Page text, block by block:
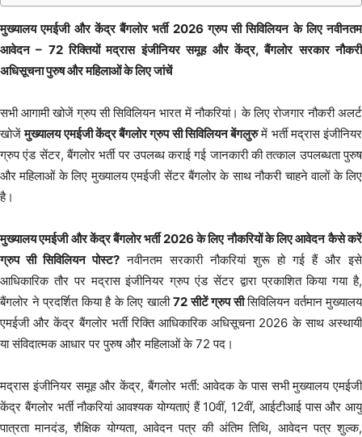
मुख्यालय एमईजी और केंद्र बैंगलोर भर्ती 2026 ग्रुप सी सिविलियन के लिए नवीनतम
आवेदन – 72 रिक्तियों मद्रास इंजीनियर समूह और केंद्र, बैंगलोर सरकार नौकरी
अधिसूचना पुरुष और महिलाओं के लिए जांचें
सभी आगामी खोजें ग्रुप सी सिविलियन भारत में नौकरियां। के लिए रोजगार नौकरी अलर्ट
खोजेंमुख्यालय एमईजी केंद्र बैंगलोर ग्रुप सी सिविलियन बेंगलुरुमें भर्ती मद्रास इंजीनियर
ग्रुप एंड सेंटर, बैंगलोर भर्ती पर उपलब्ध कराई गई जानकारी की तत्काल उपलब्धता पुरुष
और महिलाओं के लिए मुख्यालय एमईजी सेंटर बैंगलोर के साथ नौकरी चाहने वालों के लिए
है।
मुख्यालय एमईजी और केंद्र बैंगलोर भर्ती 2026 के लिए नौकरियों के लिए आवेदन कैसे करें
ग्रुप सी सिविलियन पोस्ट? नवीनतम सरकारी नौकरियां शुरू हो गई हैं और इसे
आधिकारिक तौर पर मद्रास इंजीनियर ग्रुप एंड सेंटर द्वारा प्रकाशित किया गया है,
बैंगलोर ने प्रदर्शित किया है के लिए खाली72 सीटें ग्रुप सीसिविलियन वर्तमान मुख्यालय
एमईजी और केंद्र बैंगलोर भर्ती रिक्ति आधिकारिक अधिसूचना 2026 के साथ अस्थायी
या संविदात्मक आधार पर पुरुष और महिलाओं के 72 पद।
मद्रास इंजीनियर समूह और केंद्र, बैंगलोर भर्ती: आवेदक के पास सभी मुख्यालय एमईजी
केंद्र बैंगलोर भर्ती नौकरियां आवश्यक योग्यताएं हैं 10वीं, 12वीं, आईटीआई पास और आयु
पात्रता मानदंड, शैक्षिक योग्यता, आवेदन पत्र की अंतिम तिथि, आवेदन पत्र शुल्क,